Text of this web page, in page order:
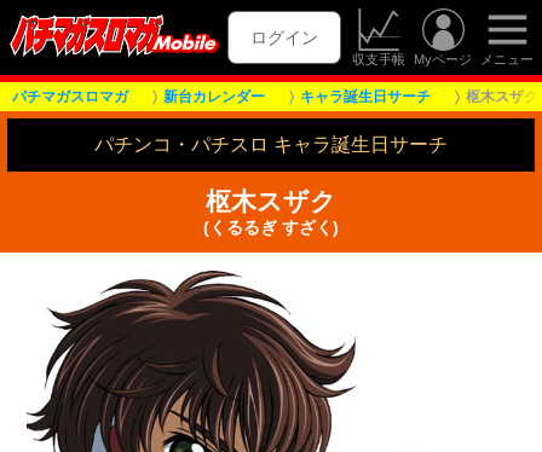
ログイン
収支手帳 Myページ メニュー
パチマガスロマガ 新台カレンダー キャラ誕生日サーチ 枢木スザク
パチンコ・パチスロ キャラ誕生日サーチ
枢木スザク
(くるるぎ すざく)